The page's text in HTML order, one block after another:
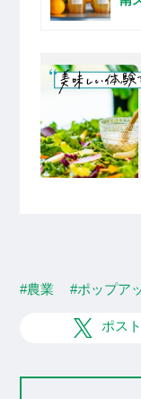
#農業 #ポップア
ポスト